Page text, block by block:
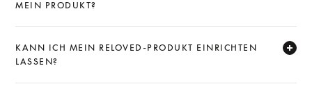
MEIN PRODUKT?
KANN ICH MEIN RELOVED-PRODUKT EINRICHTEN
LASSEN?